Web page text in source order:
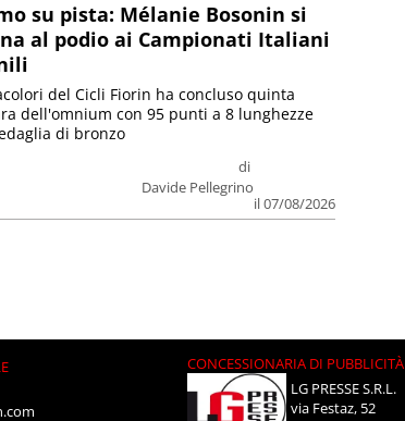
su pista: Mélanie Bosonin si
al podio ai Campionati Italiani
di
Davide Pellegrino
il 07/08/2026
del Cicli Fiorin ha concluso quinta
dell'omnium con 95 punti a 8 lunghezze
di bronzo
CONCESSIONARIA DI PUBBLICITÀ
LG PRESSE S.R.L.
via Festaz, 52